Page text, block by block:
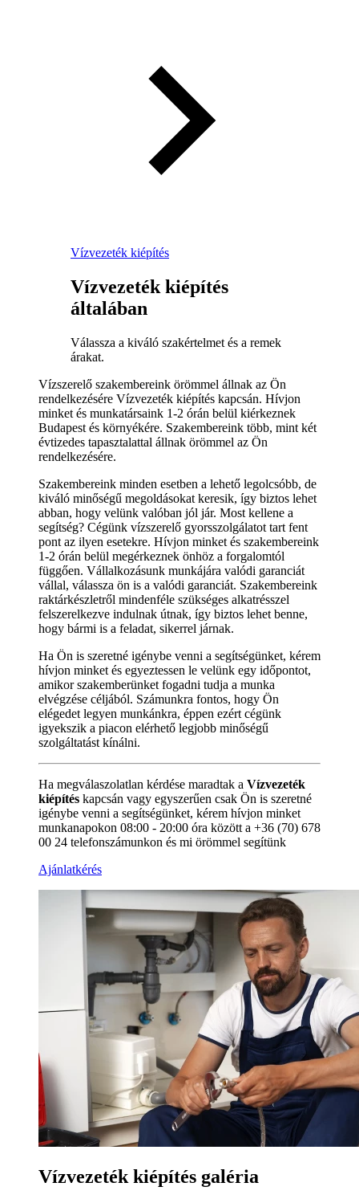
Vízvezeték kiépítés
Vízvezeték kiépítés
általában
Válassza a kiváló szakértelmet és a remek
árakat.
Vízszerelő szakembereink örömmel állnak az Ön
rendelkezésére Vízvezeték kiépítés kapcsán. Hívjon
minket és munkatársaink 1-2 órán belül kiérkeznek
Budapest és környékére. Szakembereink több, mint két
évtizedes tapasztalattal állnak örömmel az Ön
rendelkezésére.
Szakembereink minden esetben a lehető legolcsóbb, de
kiváló minőségű megoldásokat keresik, így biztos lehet
abban, hogy velünk valóban jól jár. Most kellene a
segítség? Cégünk vízszerelő gyorsszolgálatot tart fent
pont az ilyen esetekre. Hívjon minket és szakembereink
1-2 órán belül megérkeznek önhöz a forgalomtól
függően. Vállalkozásunk munkájára valódi garanciát
vállal, válassza ön is a valódi garanciát. Szakembereink
raktárkészletről mindenféle szükséges alkatrésszel
felszerelkezve indulnak útnak, így biztos lehet benne,
hogy bármi is a feladat, sikerrel járnak.
Ha Ön is szeretné igénybe venni a segítségünket, kérem
hívjon minket és egyeztessen le velünk egy időpontot,
amikor szakemberünket fogadni tudja a munka
elvégzése céljából. Számunkra fontos, hogy Ön
elégedet legyen munkánkra, éppen ezért cégünk
igyekszik a piacon elérhető legjobb minőségű
szolgáltatást kínálni.
Ha megválaszolatlan kérdése maradtak a Vízvezeték
kiépítés kapcsán vagy egyszerűen csak Ön is szeretné
igénybe venni a segítségünket, kérem hívjon minket
munkanapokon 08:00 - 20:00 óra között a +36 (70) 678
00 24 telefonszámunkon és mi örömmel segítünk
Ajánlatkérés
Vízvezeték kiépítés galéria